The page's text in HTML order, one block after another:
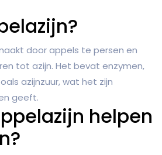
door appels te persen en
tot azijn. Het bevat enzymen,
azijnzuur, wat het zijn
geeft.
helpen